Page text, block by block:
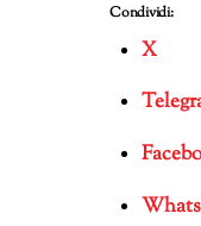
Condividi:
X